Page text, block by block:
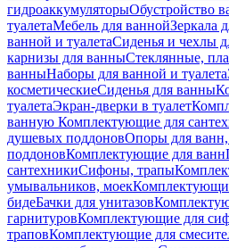
гидроаккумуляторыОбустройство
туалетаМебель для ваннойЗеркала
ванной и туалетаСиденья и чехлы
карнизы для ванныСтеклянные,
ванныНаборы для ванной и туалета
косметическиеСиденья для ванны
туалетаЭкран-дверки в туалет
ванную Комплектующие для
душевых поддоновОпоры для
поддоновКомплектующие для ванн
сантехникиСифоны, трапы
умывальников, моек
бидеБачки для унитазов
гарнитуровКомплектующие для
траповКомплектующие для